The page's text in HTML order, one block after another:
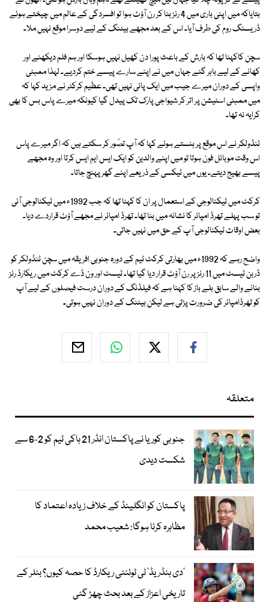
بتایاکہ میں اپنی باری میں 4 رنز بنا کر رن آؤٹ ہوا تو افسردگی کے عالم میں چیختے ہوئے
ڈریسنگ روم کی طرف آیا۔ اس کے بعد مجھے بیٹنگ کے لیے دوسرا موقع نہیں ملا۔
سچن کاکہنا تھا کہ بارش کے باعث پورا دن کھیل نہیں ہوسکا اور ہم فلم دیکھنے اور
کھانے کے لیے باہر گئے جہاں میں نے اپنے سارے پیسے ختم کردیے۔ لہذا ممبئی
واپسی کے دوران میرے جیب میں ایک پائی نہیں تھی۔ عظیم کرکٹر نے مزید کہا کہ
میں ممبئی اسٹیشن پر اتر کر شیواجی پارک تک پیدل گیا کیونکہ میرے پاس بس کا بھی
کرایہ نہ تھا۔
ٹنڈولکر نے اس موقع پر ہنستے ہوئے کہا کہ آپ تصّور کر سکتے ہیں کہ اگر میرے پاس
اس وقت موبائل فون ہوتا تو میں اپنے والدین کو ایک ایس ایم ایس کرتا اور وہ مجھے
پیسے بھیج دیتے۔ یوں میں ٹیکسی کے ذریعے اپنے گھر پہنچ جاتا۔
کرکٹ میں ٹیکنالوجی کے استعمال پر ان کا کہنا تھا کہ جب 1992ء میں ٹیکنالوجی آئی
تو سب پہلے تھرڈ امپائر کا نشانہ میں بنا تھا۔ تھرڈ امپائر نے مجھے آؤٹ قراردے دیا۔
بعض اوقات ٹیکنالوجی آپ کے حق میں نہیں جاتی۔
واضح رہے کہ 1992ء میں بھارتی کرکٹ ٹیم کے دورہ جنوبی افریقہ میں سچن ٹنڈولکر کو
ڈربن ٹیسٹ میں 11 رنز پر رن آؤٹ قرار دیا گیا تھا۔ ٹیسٹ اور ون ڈے کرکٹ میں ریکارڈ رنز
بنانے والے سابق بلے باز کا کہنا ہے کہ فیلڈنگ کے دوران درست فیصلوں کے لیے آپ
کو تھرڈامپائر کی ضرورت پڑتی ہے لیکن بیٹنگ کے دوران نہیں ہوتی۔
متعلقہ
جنوبی کوریا نے پاکستان انڈر 21 ہاکی ٹیم کو 2-6 سے
شکست دیدی
پاکستان کو انگلینڈ کے خلاف زیادہ اعتماد کا
مظاہرہ کرنا ہوگا: شعیب محمد
’دی ہنڈریڈ‘ ٹی ٹوئنٹی ریکارڈ کا حصہ کیوں؟ بٹلر کے
تاریخی اعزاز کے بعد بحث چھڑ گئی